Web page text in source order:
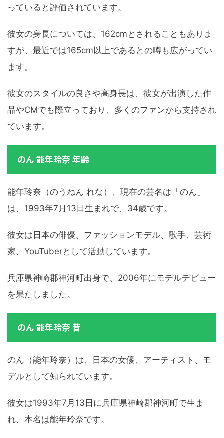
っていると評価されています。
彼女の身長については、162cmとされることもありま
すが、最近では165cm以上であるとの噂も広がってい
ます。
彼女のスタイルの良さや高身長は、彼女が出演した作
品やCMでも際立っており、多くのファンから支持され
ています。
のん 能年玲奈 年齢
能年玲奈（のうねん れな）、現在の芸名は「のん」
は、1993年7月13日生まれで、34歳です。
彼女は日本の俳優、ファッションモデル、歌手、芸術
家、YouTuberとして活動しています。
兵庫県神崎郡神河町出身で、2006年にモデルデビュー
を果たしました。
のん 能年玲奈 昔
のん（能年玲奈）は、日本の女優、アーティスト、モ
デルとして知られています。
彼女は1993年7月13日に兵庫県神崎郡神河町で生ま
れ、本名は能年玲奈です。